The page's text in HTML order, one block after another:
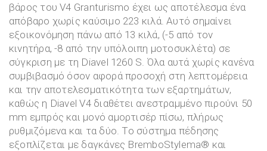
βάρος του V4 Granturismo έχει ως αποτέλεσμα ένα
απόβαρο χωρίς καύσιμο 223 κιλά. Αυτό σημαίνει
εξοικονόμηση πάνω από 13 κιλά, (-5 από τον
κινητήρα, -8 από την υπόλοιπη μοτοσυκλέτα) σε
σύγκριση με τη Diavel 1260 S. Όλα αυτά χωρίς κανένα
συμβιβασμό όσον αφορά προσοχή στη λεπτομέρεια
και την αποτελεσματικότητα των εξαρτημάτων,
καθώς η Diavel V4 διαθέτει ανεστραμμένο πιρούνι 50
mm εμπρός και μονό αμορτισέρ πίσω, πλήρως
ρυθμιζόμενα και τα δύο. Το σύστημα πέδησης
εξοπλίζεται με δαγκάνες BremboStylema® και